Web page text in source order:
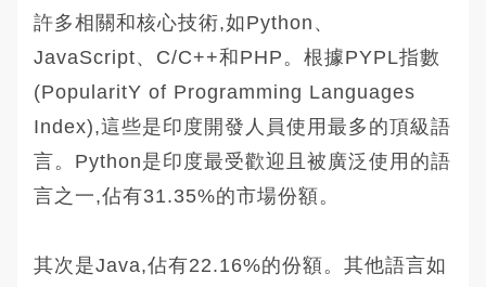
許多相關和核心技術,如Python、
JavaScript、C/C++和PHP。根據PYPL指數
(PopularitY of Programming Languages
Index),這些是印度開發人員使用最多的頂級語
言。Python是印度最受歡迎且被廣泛使用的語
言之一,佔有31.35%的市場份額。
其次是Java,佔有22.16%的份額。其他語言如